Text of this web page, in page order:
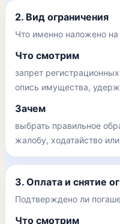
2. Вид ограничения
Что именно наложено
Что смотрим
запрет
опись имущества,
Зачем
выбрать правильное
жалобу, ходатайство
3. Оплата и снятие
Подтверждено ли
Что смотрим